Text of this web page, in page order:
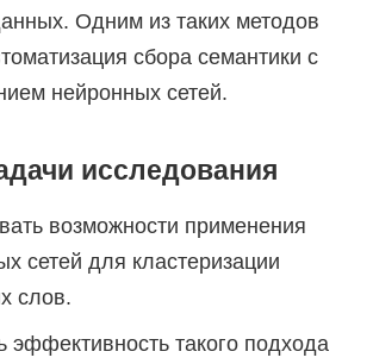
Одним из таких методов
сбора семантики с
нейронных сетей.
исследования
возможности применения
сетей для кластеризации
слов.
эффективность такого подхода